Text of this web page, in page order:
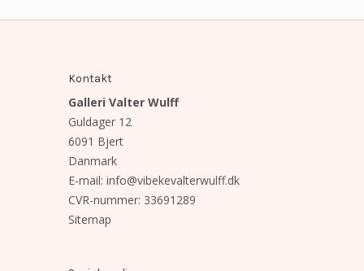
Kontakt
Galleri Valter Wulff
Guldager 12
6091 Bjert
Danmark
E-mail: info@vibekevalterwulff.dk
CVR-nummer: 33691289
Sitemap